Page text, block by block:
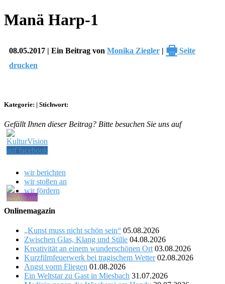
Manä Harp-1
08.05.2017 | Ein Beitrag von Monika Ziegler | 🖶 Seite
drucken
Kategorie: | Stichwort:
Gefällt Ihnen dieser Beitrag? Bitte besuchen Sie uns auf
wir berichten
wir stoßen an
wir fördern
Onlinemagazin
„Kunst muss nicht schön sein“ 05.08.2026
Zwischen Glas, Klang und Stille 04.08.2026
Kreativität an einem wunderschönen Ort 03.08.2026
Kurzfilmfeuerwerk bei tragischem Wetter 02.08.2026
Angst vorm Fliegen 01.08.2026
Ein Weltstar zu Gast in Miesbach 31.07.2026